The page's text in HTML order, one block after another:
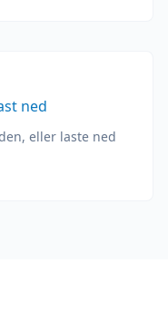
ned
eller laste ned